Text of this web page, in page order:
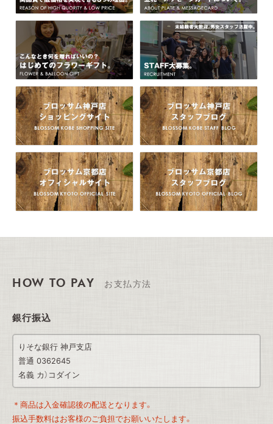
HOW TO PAY お支払方法
銀行振込
りそな銀行 神戸支店
普通 0362645
名義 カ）コダイン
＊商品は入金確認後の配送となります。
振込手数料はお客様のご負担でお願いいたします。